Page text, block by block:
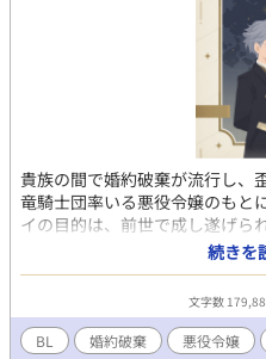
されてゆく。 スローバーン気
こ攻め✖️不憫受けのファンタジ
貴族の間で婚約破棄が流行し、
竜騎士団率いる悪役令嬢のもと
イの目的は、前世で成し遂げら
を目指すこと、そして敬愛する
ること。 前世の記憶『予知』
走するが、メルロロッティ嬢
しグレイの予知からズレはじ
ャラ貞操観念低め、性癖尖り目
続きを
文字数
BL 婚約破棄 悪役令嬢